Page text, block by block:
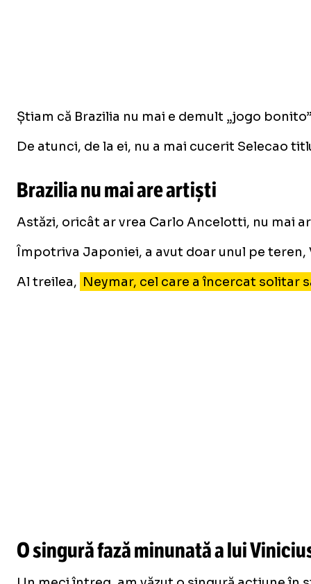
Știam că Brazilia nu mai e demult „jogo
De atunci, de la ei, nu a mai cucerit Selecao
Brazilia nu mai are artiști
Astăzi, oricât ar vrea Carlo Ancelotti, nu mai
Împotriva Japoniei, a avut doar unul pe
Al treilea, Neymar, cel care a încercat solitar
O singură fază minunată a lui